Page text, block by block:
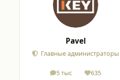
Pavel
Главные администраторы
5 тыс
сообщения635
Репутация